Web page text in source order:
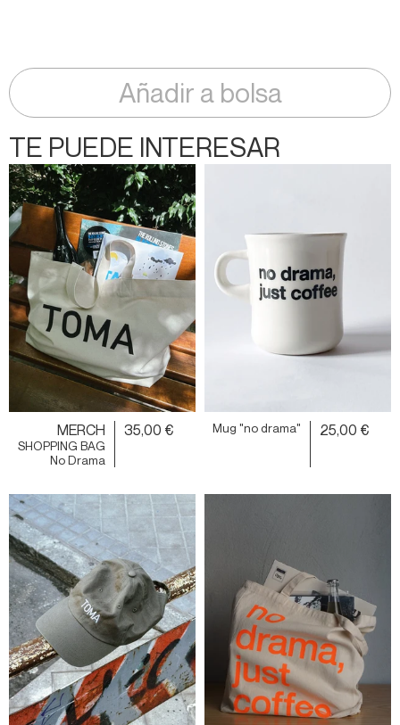
Añadir a bolsa
TE PUEDE INTERESAR
MERCH
SHOPPING BAG
No Drama
35,00 € Mug "no drama" 25,00 €